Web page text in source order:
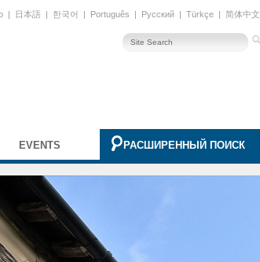
| 日本語 | 한국어 | Português | Русский | Türkçe | 简体中文
EVENTS РАСШИРЕННЫЙ ПОИСК